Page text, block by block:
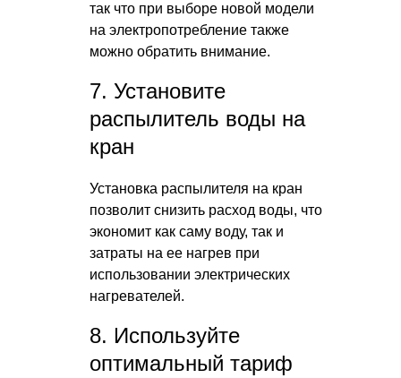
так что при выборе новой модели
на электропотребление также
можно обратить внимание.
7. Установите
распылитель воды на
кран
Установка распылителя на кран
позволит снизить расход воды, что
экономит как саму воду, так и
затраты на ее нагрев при
использовании электрических
нагревателей.
8. Используйте
оптимальный тариф